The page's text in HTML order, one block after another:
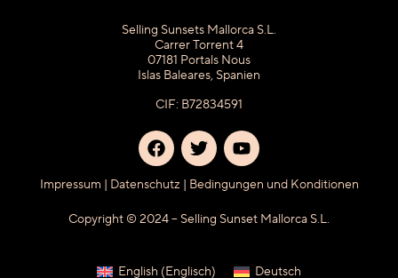
Selling Sunsets Mallorca S.L.
Carrer Torrent 4
07181 Portals Nous
Islas Baleares, Spanien
CIF: B72834591
Impressum | Datenschutz | Bedingungen und Konditionen
Copyright © 2024 – Selling Sunset Mallorca S.L.
English (Englisch) Deutsch